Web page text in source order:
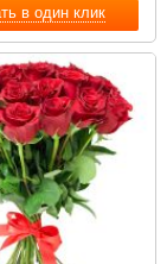
в один клик